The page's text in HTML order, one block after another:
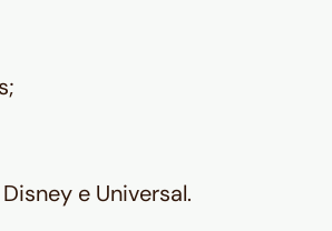
e Universal.